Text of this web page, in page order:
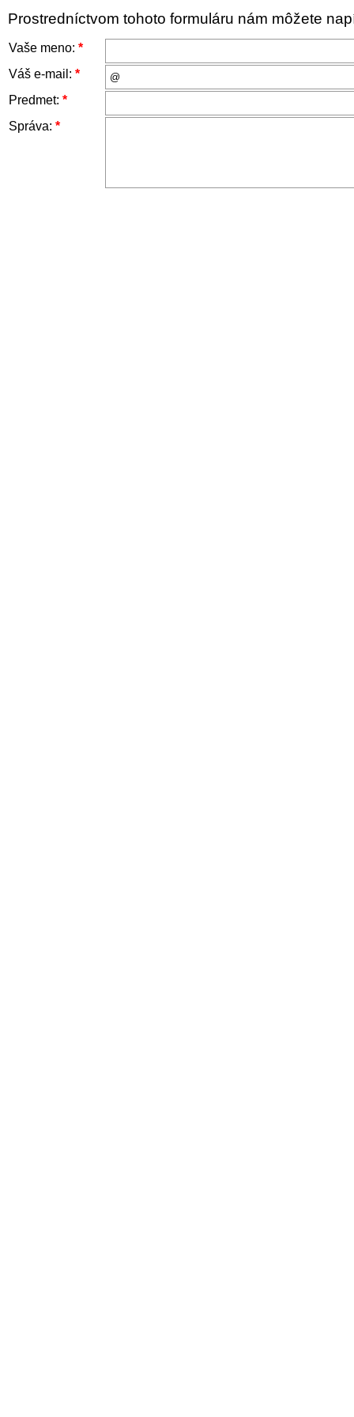
Prostredníctvom tohoto formuláru nám môžete
Vaše meno: *
Váš e-mail: *
Predmet: *
Správa: *